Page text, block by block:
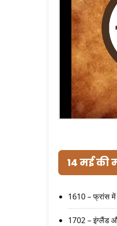
14 मई की
1610 – फ्रांस में
1702 – इंग्लैंड